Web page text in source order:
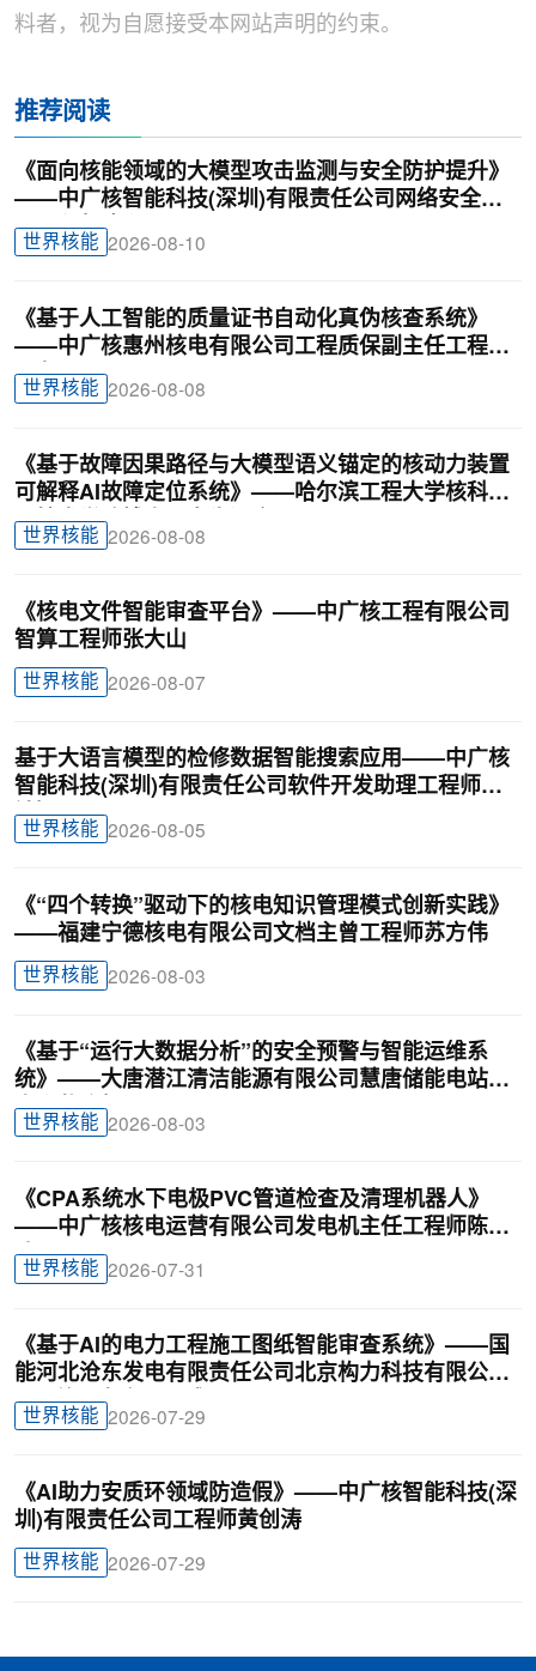
料者，视为自愿接受本网站声明的约束。
推荐阅读
《面向核能领域的大模型攻击监测与安全防护提升》
——中广核智能科技(深圳)有限责任公司网络安全助
理工程师陈兴
世界核能 2026-08-10
《基于人工智能的质量证书自动化真伪核查系统》
——中广核惠州核电有限公司工程质保副主任工程师
刁龙
世界核能 2026-08-08
《基于故障因果路径与大模型语义锚定的核动力装置
可解释AI故障定位系统》——哈尔滨工程大学核科学
与技术学院博士研究生汪鑫
世界核能 2026-08-08
《核电文件智能审查平台》——中广核工程有限公司
智算工程师张大山
世界核能 2026-08-07
基于大语言模型的检修数据智能搜索应用——中广核
智能科技(深圳)有限责任公司软件开发助理工程师廖
锦颖
世界核能 2026-08-05
《“四个转换”驱动下的核电知识管理模式创新实践》
——福建宁德核电有限公司文档主曾工程师苏方伟
世界核能 2026-08-03
《基于“运行大数据分析”的安全预警与智能运维系
统》——大唐潜江清洁能源有限公司慧唐储能电站负
责人戴迎根
世界核能 2026-08-03
《CPA系统水下电极PVC管道检查及清理机器人》
——中广核核电运营有限公司发电机主任工程师陈俊
达
世界核能 2026-07-31
《基于AI的电力工程施工图纸智能审查系统》——国
能河北沧东发电有限责任公司北京构力科技有限公司
BIM曾理咨询罗晟威
世界核能 2026-07-29
《AI助力安质环领域防造假》——中广核智能科技(深
圳)有限责任公司工程师黄创涛
世界核能 2026-07-29